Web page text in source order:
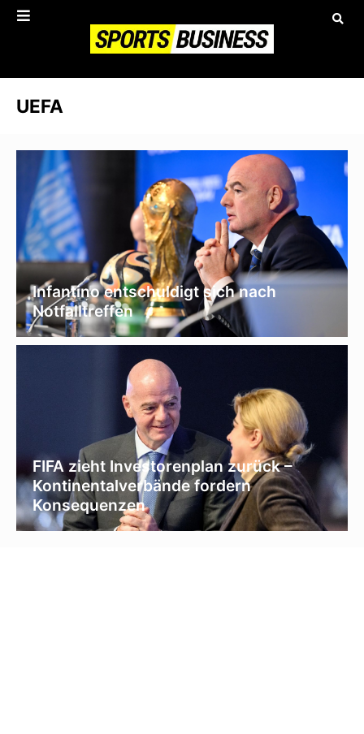
UEFA
Infantino entschuldigt sich nach
Notfalltreffen
FIFA zieht Investorenplan zurück –
Kontinentalverbände fordern
Konsequenzen